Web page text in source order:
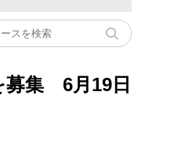
募集 6月19日